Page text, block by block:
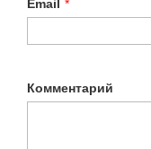
Email *
Комментарий